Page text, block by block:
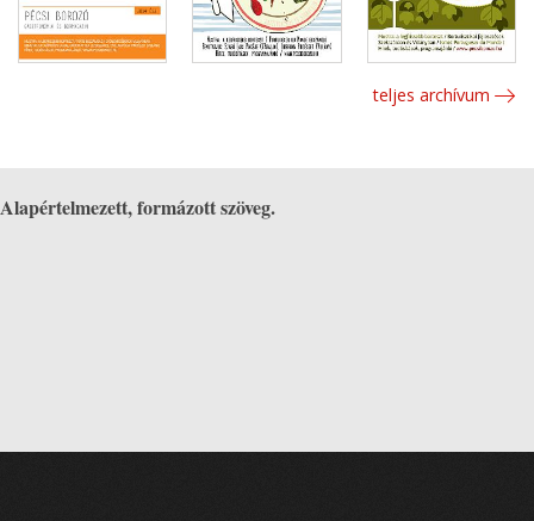
teljes archívum
Alapértelmezett, formázott szöveg.